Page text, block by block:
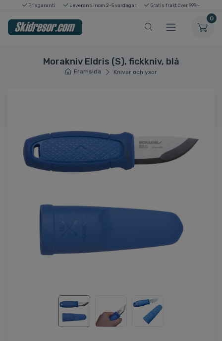
Prisgaranti Leverans inom 2-5 vardagar Gratis frakt över 999:-
0
Morakniv Eldris (S), fickkniv, blå
Framsida Knivar och yxor